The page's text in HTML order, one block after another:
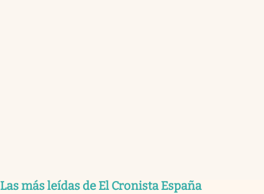
Las más leídas de El Cronista España